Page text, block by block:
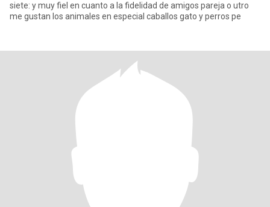
siete: y muy fiel en cuanto a la fidelidad de amigos pareja o utro
me gustan los animales en especial caballos gato y perros pe